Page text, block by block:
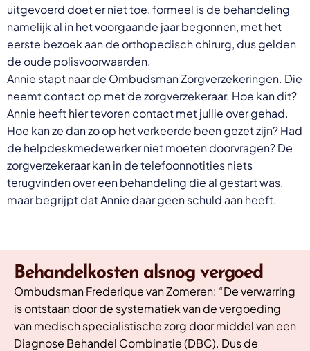
uitgevoerd doet er niet toe, formeel is de behandeling
namelijk al in het voorgaande jaar begonnen, met het
eerste bezoek aan de orthopedisch chirurg, dus gelden
de oude polisvoorwaarden.
Annie stapt naar de Ombudsman Zorgverzekeringen. Die
neemt contact op met de zorgverzekeraar. Hoe kan dit?
Annie heeft hier tevoren contact met jullie over gehad.
Hoe kan ze dan zo op het verkeerde been gezet zijn? Had
de helpdeskmedewerker niet moeten doorvragen? De
zorgverzekeraar kan in de telefoonnotities niets
terugvinden over een behandeling die al gestart was,
maar begrijpt dat Annie daar geen schuld aan heeft.
Behandelkosten alsnog vergoed
Ombudsman Frederique van Zomeren: “De verwarring
is ontstaan door de systematiek van de vergoeding
van medisch specialistische zorg door middel van een
Diagnose Behandel Combinatie (DBC). Dus de